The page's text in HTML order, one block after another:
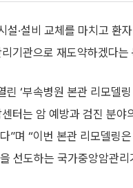
설·설비 교체를 마치고 환
기관으로 재도약하겠다는
‘부속병원 본관 리모델링
터는 암 예방과 검진 분야
”며 “이번 본관 리모델링
선도하는 국가중앙암관